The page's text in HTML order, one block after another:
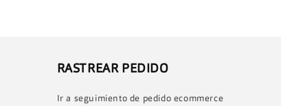
RASTREAR PEDIDO
Ir a seguimiento de pedido ecommerce